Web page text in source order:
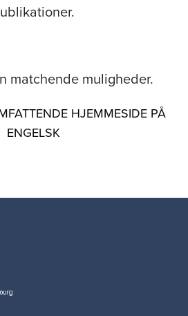
matchende muligheder.
HJEMMESIDE PÅ
ENGELSK